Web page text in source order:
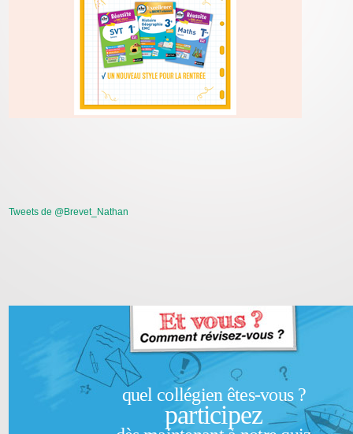
Tweets de @Brevet_Nathan
quel collégien êtes-vous ?
participez